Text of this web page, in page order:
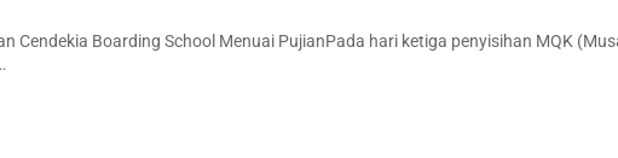
Cendekia Boarding School Menuai PujianPada hari ketiga penyisihan MQK